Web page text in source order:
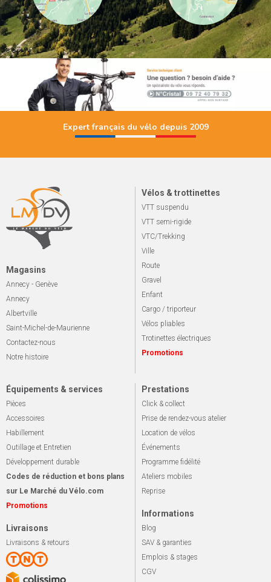
Expert français du vélo depuis 2009
Magasins
Annecy - Genève
Annecy
Albertville
Saint-Michel-de-Maurienne
Contactez-nous
Notre histoire
Vélos & trottinettes
VTT suspendu
VTT semi-rigide
VTC/Trekking
Ville
Route
Gravel
Enfant
Cargo / triporteur
Vélos pliables
Trotinettes électriques
Promotions
Équipements & services
Pièces
Accessoires
Habillement
Outillage et Entretien
Développement durable
Codes de réduction et bons plans
sur Le Marché du Vélo.com
Promotions
Livraisons
Livraisons & retours
Prestations
Click & collect
Prise de rendez-vous atelier
Location de vélos
Événements
Programme fidélité
Ateliers mobiles
Reprise
Informations
Blog
SAV & garanties
Emplois & stages
CGV